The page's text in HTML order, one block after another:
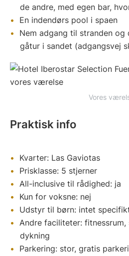
de andre, med egen bar,
En indendørs pool i spaen
Nem adgang til stranden og
gåtur i sandet (adgangsvej
Vores
Praktisk info
Kvarter: Las Gaviotas
Prisklasse: 5 stjerner
All-inclusive til rådighed: ja
Kun for voksne: nej
Udstyr til børn: intet
Andre faciliteter: fitnessrum,
dykning
Parkering: stor, gratis